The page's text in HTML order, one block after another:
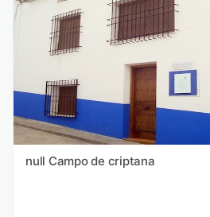
null Campo de criptana